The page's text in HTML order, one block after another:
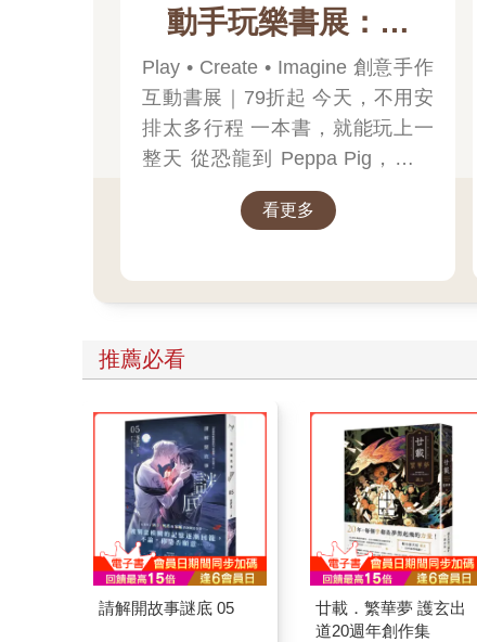
動手玩樂書展：貼
紙、著色與奇趣互動
Play • Create • Imagine 創意手作
互動書展｜79折起 今天，不用安
排太多行程 一本書，就能玩上一
整天 從恐龍到 Peppa Pig，帶孩
子一起探索創意與學習的樂趣！
看更多
推薦必看
請解開故事謎底 05
廿載．繁華夢 護玄出
道20週年創作集